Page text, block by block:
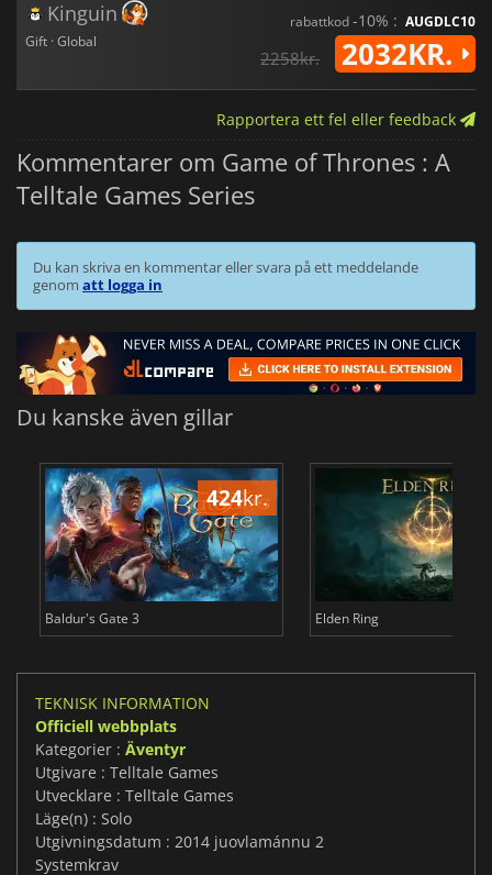
Kinguin
Gift · Global
rabattkod-10% : AUGDLC10
2258kr. 2032KR.
Rapportera ett fel eller feedback
Kommentarer om Game of Thrones : A
Telltale Games Series
Du kan skriva en kommentar eller svara på ett meddelande
genom att logga in
Du kanske även gillar
424kr.
Baldur's Gate 3 Elden Ring
TEKNISK INFORMATION
Officiell webbplats
Kategorier : Äventyr
Utgivare : Telltale Games
Utvecklare : Telltale Games
Läge(n) : Solo
Utgivningsdatum : 2014 juovlamánnu 2
Systemkrav